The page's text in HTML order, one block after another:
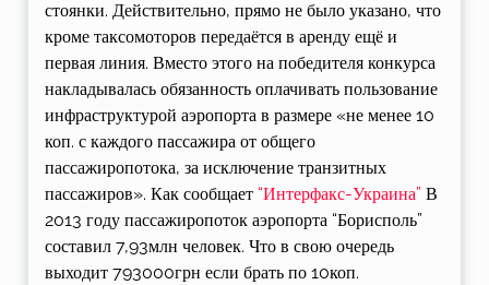
стоянки. Действительно, прямо не было указано, что
кроме таксомоторов передаётся в аренду ещё и
первая линия. Вместо этого на победителя конкурса
накладывалась обязанность оплачивать пользование
инфраструктурой аэропорта в размере «не менее 10
коп. с каждого пассажира от общего
пассажиропотока, за исключение транзитных
пассажиров». Как сообщает “Интерфакс-Украина” В
2013 году пассажиропоток аэропорта “Борисполь”
составил 7,93млн человек. Что в свою очередь
выходит 793000грн если брать по 10коп.